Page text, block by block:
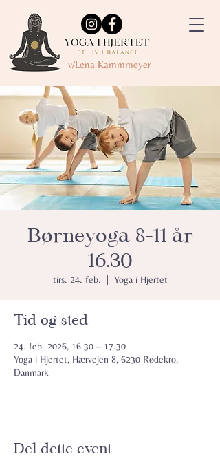
v/Lena Kammmeyer
Børneyoga 8-11 år
16.30
tirs. 24. feb. Yoga i Hjertet
Tid og sted
24. feb. 2026, 16.30 – 17.30
Yoga i Hjertet, Hærvejen 8, 6230 Rødekro,
Danmark
Del dette event